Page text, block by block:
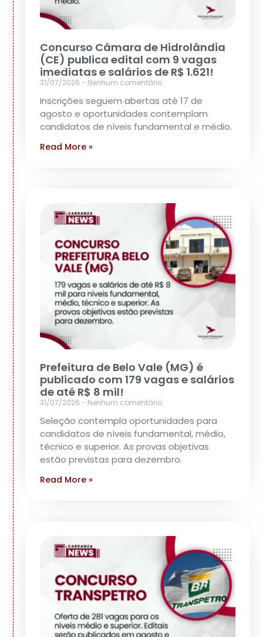
Concurso Câmara de Hidrolândia
(CE) publica edital com 9 vagas
imediatas e salários de R$ 1.621!
31/07/2026 Nenhum comentário
Inscrições seguem abertas até 17 de
agosto e oportunidades contemplam
candidatos de níveis fundamental e médio.
Read More »
Prefeitura de Belo Vale (MG) é
publicado com 179 vagas e salários
de até R$ 8 mil!
31/07/2026 Nenhum comentário
Seleção contempla oportunidades para
candidatos de níveis fundamental, médio,
técnico e superior. As provas objetivas
estão previstas para dezembro.
Read More »